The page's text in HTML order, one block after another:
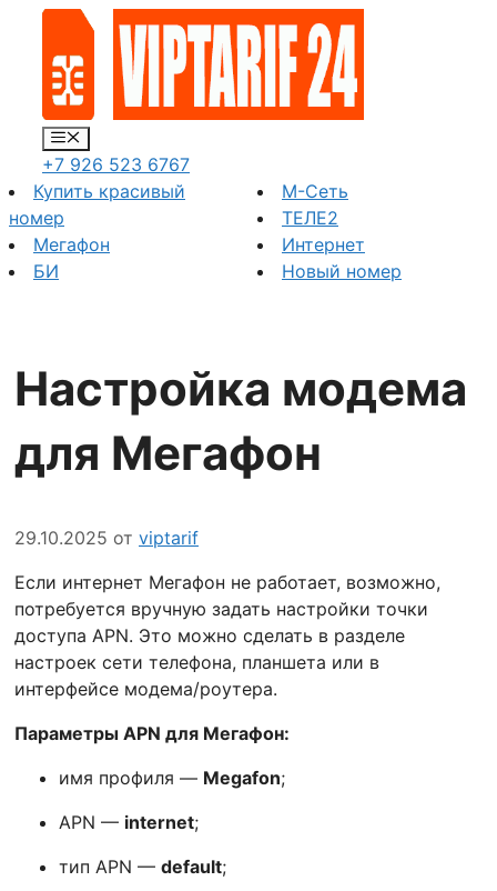
содержимому
Меню
+7 926 523 6767
Купить красивый
номер
Мегафон
БИ
М-Сеть
ТЕЛЕ2
Интернет
Новый номер
Настройка модема
для Мегафон
29.10.2025 от viptarif
Если интернет Мегафон не работает, возможно,
потребуется вручную задать настройки точки
доступа APN. Это можно сделать в разделе
настроек сети телефона, планшета или в
интерфейсе модема/роутера.
Параметры APN для Мегафон:
имя профиля — Megafon;
APN — internet;
тип APN — default;